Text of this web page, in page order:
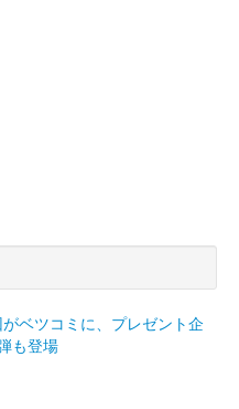
がベツコミに、プレゼント企
も登場